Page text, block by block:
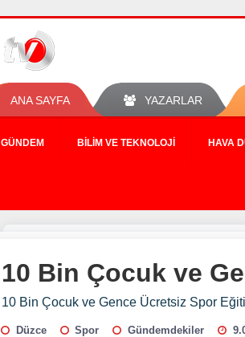
ANA SAYFA YAZARLAR
GÜNDEM BILIM VE TEKNOLOJI HAVA
10 Bin Çocuk ve
10 Bin Çocuk ve Gence Ücretsiz Spor
Düzce Spor Gündemdekiler